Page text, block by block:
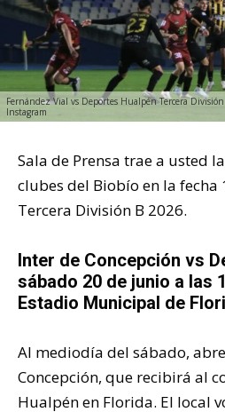
Fernández Vial vs Deportes Hualpén Tercera
Instagram
Sala de Prensa trae a usted
clubes del Biobío en la fecha
Tercera División B 2026.
Inter de Concepción vs
sábado 20 de junio a las
Estadio Municipal de
Al mediodía del sábado,
Concepción, que recibirá al
Hualpén en Florida. El local